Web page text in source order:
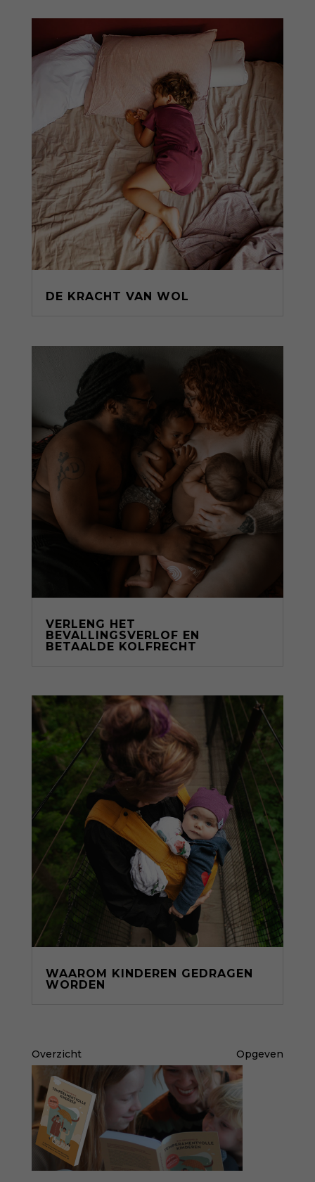
DE KRACHT VAN WOL
VERLENG HET
BEVALLINGSVERLOF EN
BETAALDE KOLFRECHT
WAAROM KINDEREN GEDRAGEN
WORDEN
Overzicht Opgeven